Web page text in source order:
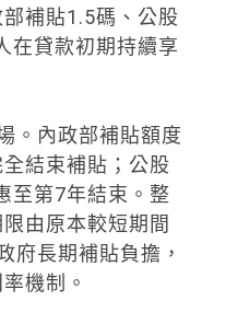
補貼1.5碼、公股
在貸款初期持續享
。內政部補貼額度
結束補貼；公股
至第7年結束。整
由原本較短期間
府長期補貼負擔，
機制。